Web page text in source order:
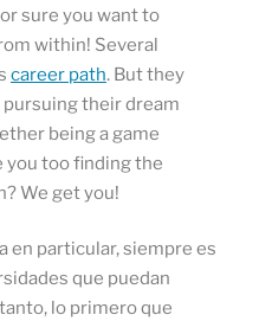
sure you want to
within! Several
career path. But they
their dream
being a game
you too finding the
We get you!
en particular, siempre es
que puedan
lo primero que